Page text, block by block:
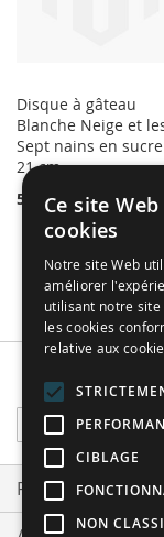
Disque à gâteau
Blanche Neige et
Sept nains en
21 cm
5,10 €
Sign
Up
for
Our
Newsletter:
Privacy and
Ce site
cookies
Notre site Web
améliorer
utilisant notre site
les cookies
relative aux
CIBLAGE
NON